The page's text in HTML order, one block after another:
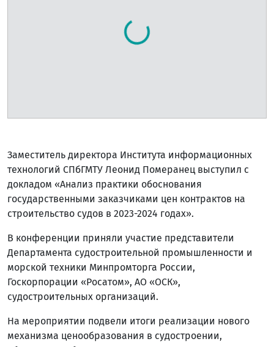
Заместитель директора Института информационных
технологий СПбГМТУ Леонид Померанец выступил с
докладом «Анализ практики обоснования
государственными заказчиками цен контрактов на
строительство судов в 2023-2024 годах».
В конференции приняли участие представители
Департамента судостроительной промышленности и
морской техники Минпромторга России,
Госкорпорации «Росатом», АО «ОСК»,
судостроительных организаций.
На мероприятии подвели итоги реализации нового
механизма ценообразования в судостроении,